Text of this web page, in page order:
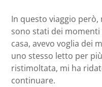
In questo viaggio
sono stati dei
casa, avevo voglia dei
uno stesso letto per
ristimoltata, mi ha
continuare.